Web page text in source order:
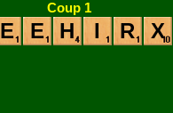
Coup 1
E E H I R X